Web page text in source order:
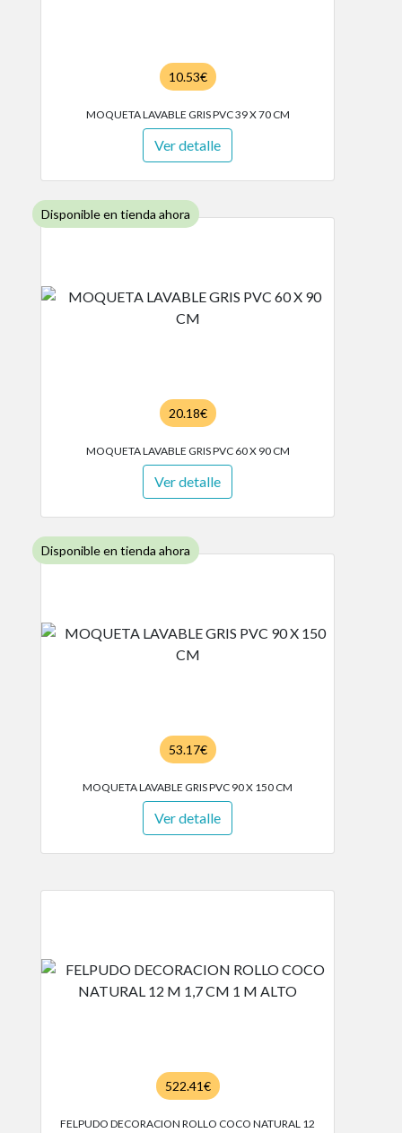
10.53€
MOQUETA LAVABLE GRIS PVC 39 X 70 CM
Ver detalle
Disponible en tienda ahora
20.18€
MOQUETA LAVABLE GRIS PVC 60 X 90 CM
Ver detalle
Disponible en tienda ahora
53.17€
MOQUETA LAVABLE GRIS PVC 90 X 150 CM
Ver detalle
522.41€
FELPUDO DECORACION ROLLO COCO NATURAL 12